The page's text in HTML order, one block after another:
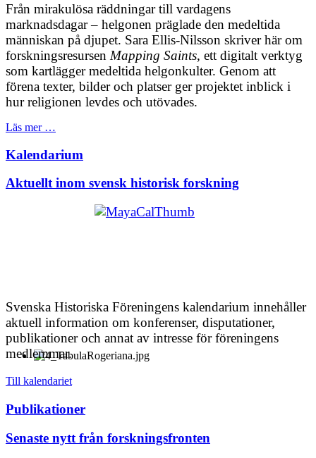
Från mirakulösa räddningar till vardagens
marknadsdagar – helgonen präglade den medeltida
människan på djupet. Sara Ellis-Nilsson skriver här om
forskningsresursen Mapping Saints, ett digitalt verktyg
som kartlägger medeltida helgonkulter. Genom att
förena texter, bilder och platser ger projektet inblick i
hur religionen levdes och utövades.
Läs mer …
Kalendarium
Aktuellt inom svensk historisk forskning
Svenska Historiska Föreningens kalendarium innehåller
aktuell information om konferenser, disputationer,
publikationer och annat av intresse för föreningens
medlemmar.
Till kalendariet
Publikationer
Senaste nytt från forskningsfronten